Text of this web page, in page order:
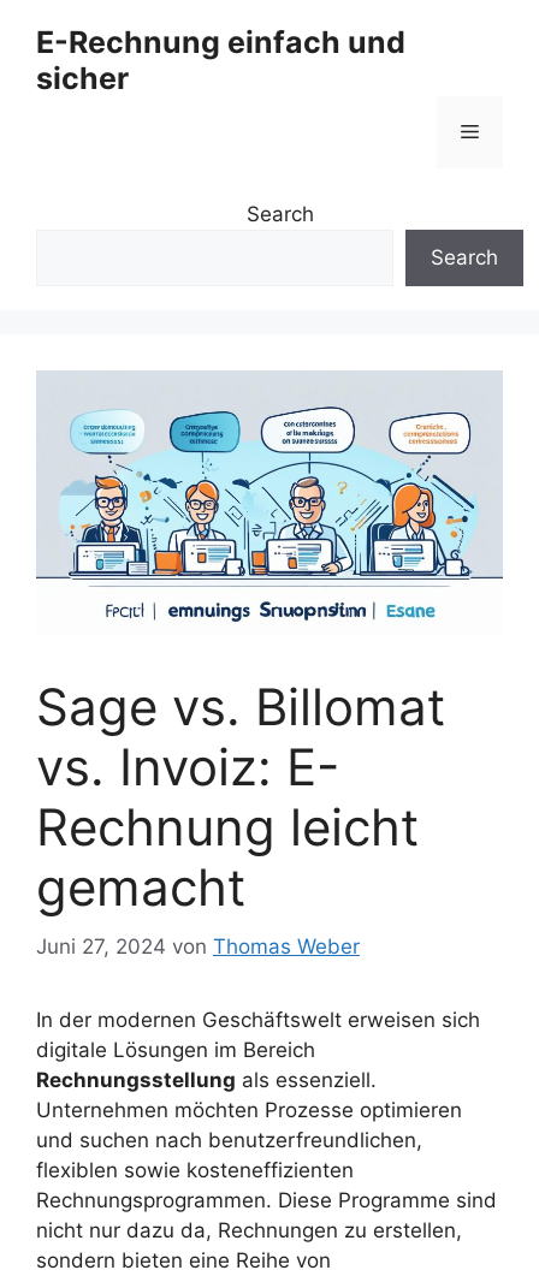
Inhalt
springen
E-Rechnung einfach und
sicher
Menü
Search
Search
Sage vs. Billomat
vs. Invoiz: E-
Rechnung leicht
gemacht
Juni 27, 2024 von Thomas Weber
In der modernen Geschäftswelt erweisen sich
digitale Lösungen im Bereich
Rechnungsstellung als essenziell.
Unternehmen möchten Prozesse optimieren
und suchen nach benutzerfreundlichen,
flexiblen sowie kosteneffizienten
Rechnungsprogrammen. Diese Programme sind
nicht nur dazu da, Rechnungen zu erstellen,
sondern bieten eine Reihe von